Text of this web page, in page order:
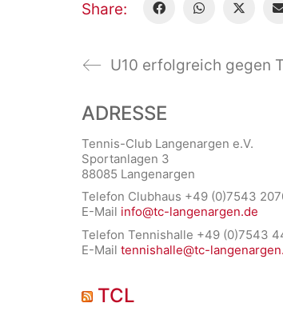
Share:
U10 erfolgreich gegen
ADRESSE
Tennis-Club Langenargen e.V.
Sportanlagen 3
88085 Langenargen
Telefon Clubhaus +49 (0)7543
E-Mail info@tc-langenargen.de
Telefon Tennishalle +49 (0)7543
E-Mail tennishalle@tc-
TCL